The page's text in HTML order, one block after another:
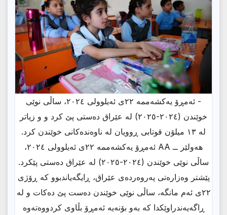
- ئەمڕۆ یەکشەممە ٢٢ی ئەیلوولی ٢٠٢٤، ساڵی نوێی
خوێندن (٢٠٢٤-٢٠٢٥) لە عێراق دەستی پێ کرد و و زیاتر
لە ١٣ میلۆن قوتابی ڕوویان لە ناوەندەکانی خوێندن کرد.
ھەولێر ــ AA ئەمڕۆ یەکشەممە ٢٢ی ئەیلوولی ٢٠٢٤،
ساڵی نوێی خوێندن (٢٠٢٤-٢٠٢٥) لە عێراق دەستی پێکرد.
پێشتر وەزارەتی پەروەردەی عێراق، ڕایگەیاندبوو کە ڕۆژی
٢٢ی ئەم مانگە، ساڵی نوێی خوێندن دەست پێ دەکات و لە
ڕاگەیەندراوێکدا کە بەو بۆنەیە ئەمڕۆ بڵاوی کردووەتەوە